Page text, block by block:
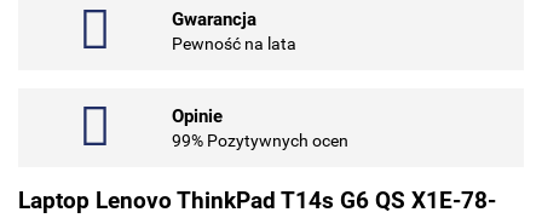
Gwarancja
Pewność na lata
Opinie
99% Pozytywnych ocen
Laptop Lenovo ThinkPad T14s G6 QS X1E-78-